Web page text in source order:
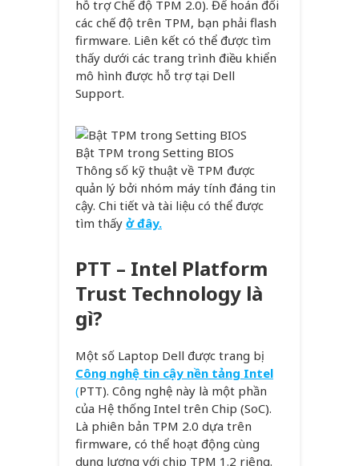
hỗ trợ Chế độ TPM 2.0). Để hoán đổi
các chế độ trên TPM, bạn phải flash
firmware. Liên kết có thể được tìm
thấy dưới các trang trình điều khiển
mô hình được hỗ trợ tại Dell
Support.
Bật TPM trong Setting BIOS
Thông số kỹ thuật về TPM được
quản lý bởi nhóm máy tính đáng tin
cậy. Chi tiết và tài liệu có thể được
tìm thấy ở đây.
PTT – Intel Platform
Trust Technology là
gì?
Một số Laptop Dell được trang bị
Công nghệ tin cậy nền tảng Intel
(PTT). Công nghệ này là một phần
của Hệ thống Intel trên Chip (SoC).
Là phiên bản TPM 2.0 dựa trên
firmware, có thể hoạt động cùng
dung lượng với chip TPM 1.2 riêng.